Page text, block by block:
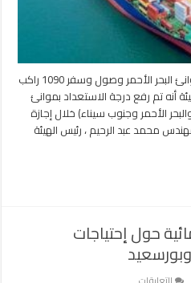
4000
طن
بموانئ
البحر
الأحمر
مغلقة
كتبت – دعاء سمير : سجلت هيئة موانئ البحر الأحمر وصول وسفر 1090 راكب
أنه تم رفع درجة الاستعداد بموانئ
الأحمر وجنوب سيناء) خلال إجازة
محمد عبد الرحيم ، رئيس الهيئة
حول إحتياجات